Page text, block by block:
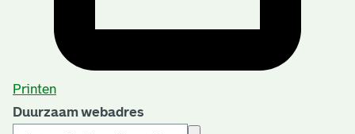
Printen
Duurzaam webadres